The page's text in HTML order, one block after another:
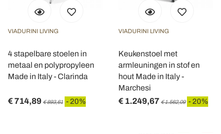
VIADURINI LIVING
4 stapelbare stoelen in
metaal en polypropyleen
Made in Italy - Clarinda
€ 714,89 € 893,61 - 20%
VIADURINI LIVING
Keukenstoel met
armleuningen in stof en
hout Made in Italy -
Marchesi
€ 1.249,67 € 1.562,09 - 20%